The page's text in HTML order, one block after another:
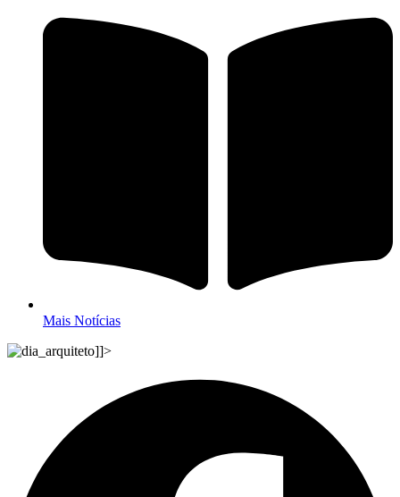
Mais Notícias
]]>